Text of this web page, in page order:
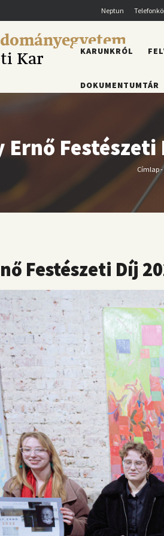
Neptun
Kar
FŐMENÜ
KARUNKRÓL
DOKUMENTUMTÁR
Ernő
Címlap-
Festészeti Díj